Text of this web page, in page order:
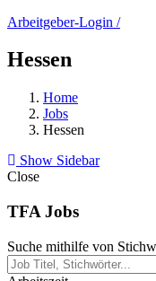
Arbeitgeber-Login /
Hessen
Home
Jobs
Hessen
Show Sidebar
Close
TFA Jobs
Suche mithilfe von